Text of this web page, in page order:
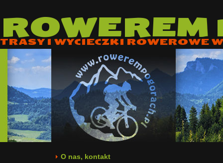
ROWEREM
TRASY I WYCIECZKI ROWEROWE
O nas, kontakt